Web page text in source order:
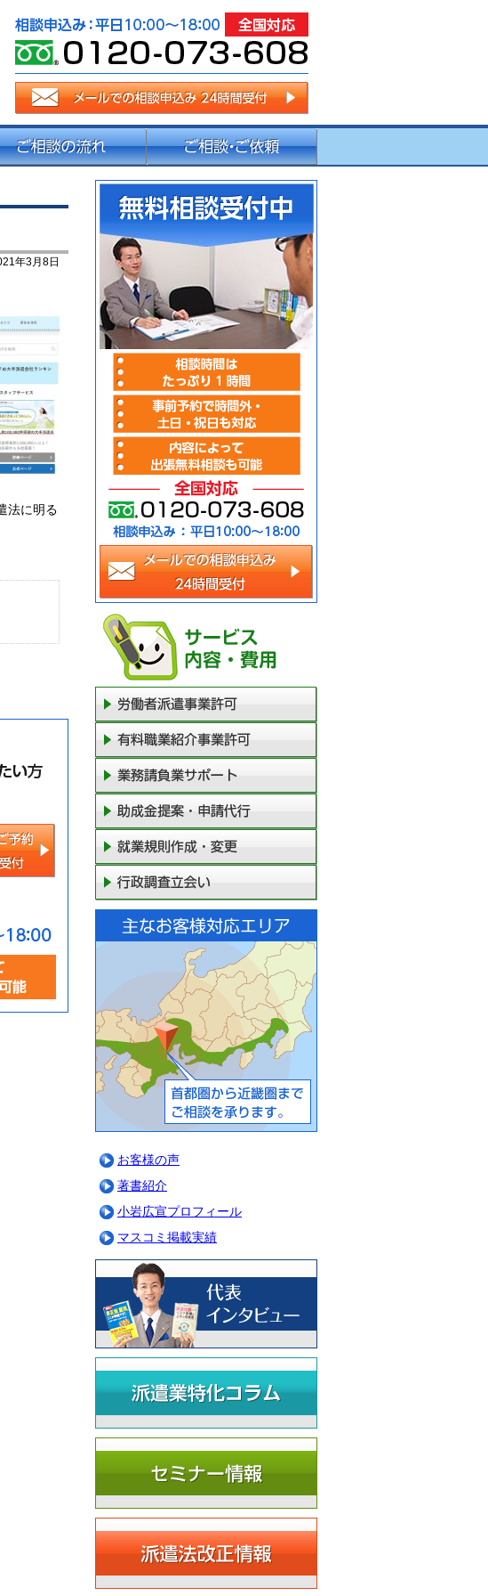
年3月8日
法に明る
まずはお気軽に無料相談をご利用ください
プロに依頼して人材派遣業許可をスムーズに取得したい方
人材派遣業・業務請負業・有料職業紹介事業についてアドバイス
開業後の労務管理やビジネスモデル構築について相談したい方
相談申込み：0120-073-608（全国対応・平日10:00～18:00）
メールでの相談申込み（24時間受付）
事前予約で時間外・土日・祝日も対応
内容によって出張無料相談も可能
お客様の声
著書紹介
小岩広宣プロフィール
マスコミ掲載実績